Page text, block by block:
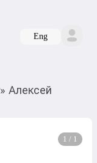
Eng
Алексей
1 / 1